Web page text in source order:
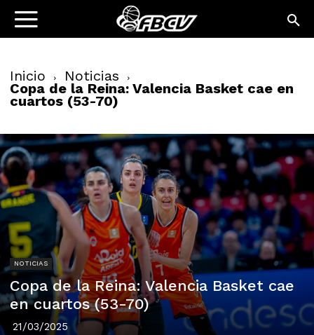
Inicio Noticias
Copa de la Reina: Valencia Basket cae en
cuartos (53-70)
NOTICIAS
Copa de la Reina: Valencia Basket cae
en cuartos (53-70)
21/03/2025